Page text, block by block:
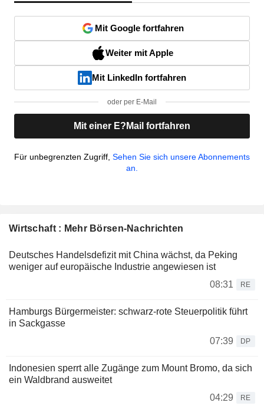
Mit Google fortfahren
Weiter mit Apple
Mit LinkedIn fortfahren
oder per E-Mail
Mit einer E?Mail fortfahren
Für unbegrenzten Zugriff, Sehen Sie sich unsere Abonnements
an.
Wirtschaft : Mehr Börsen-Nachrichten
Deutsches Handelsdefizit mit China wächst, da Peking
weniger auf europäische Industrie angewiesen ist
08:31
RE
Hamburgs Bürgermeister: schwarz-rote Steuerpolitik führt
in Sackgasse
07:39
DP
Indonesien sperrt alle Zugänge zum Mount Bromo, da sich
ein Waldbrand ausweitet
04:29
RE